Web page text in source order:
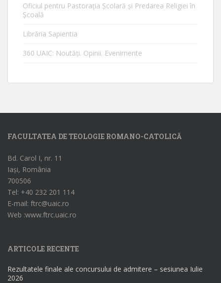
Oficiul pentru Pastorația Școlară și Predarea Religiei în
Școală
Librăria Sapientia
360 UAIC: Noutăţi. Opinii. Evenimente
FACULTATEA DE TEOLOGIE ROMANO-CATOLICĂ
Bd. Carol I, nr. 11
Iași, România
700506
Tel: +40 232 201 114
E-mail: ftrc@uaic.ro
Web :www.ftrc.uaic.ro
ARTICOLE RECENTE
Rezultatele finale ale concursului de admitere – sesiunea Iulie
2026